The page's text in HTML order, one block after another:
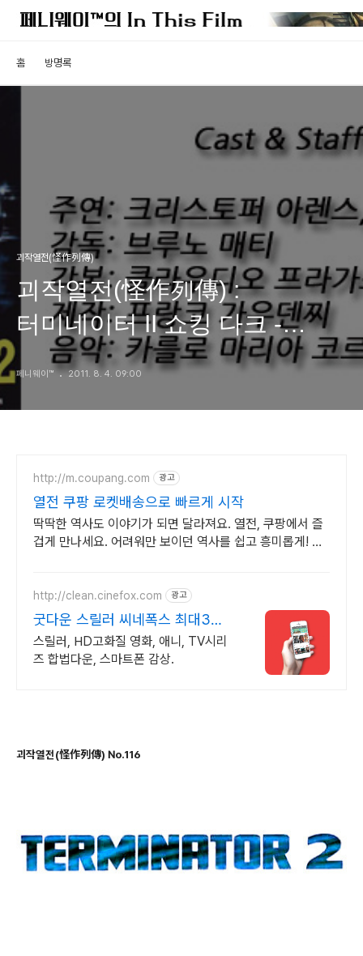
홈 방명록
괴작열전(怪作列傳)
괴작열전(怪作列傳) :
터미네이터 II 쇼킹 다크 -
충격과 공포의 짝퉁속편
페니웨이™ 2011. 8. 4. 09:00
http://m.coupang.com 광고
열전 쿠팡 로켓배송으로 빠르게 시작
딱딱한 역사도 이야기가 되면 달라져요. 열전, 쿠팡에서 즐
겁게 만나세요. 어려워만 보이던 역사를 쉽고 흥미롭게! 와
http://clean.cinefox.com 광고
굿다운 스릴러 씨네폭스 최대3만
원+10%추가적립
스릴러, HD고화질 영화, 애니, TV시리
즈 합법다운, 스마트폰 감상.
괴작열전(怪作列傳) No.116